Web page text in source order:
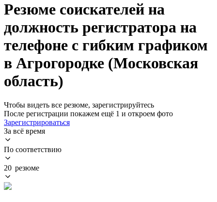
Резюме соискателей на
должность регистратора на
телефоне с гибким графиком
в Агрогородке (Московская
область)
Чтобы видеть все резюме, зарегистрируйтесь
После регистрации покажем ещё 1 и откроем фото
Зарегистрироваться
За всё время
По соответствию
20 резюме